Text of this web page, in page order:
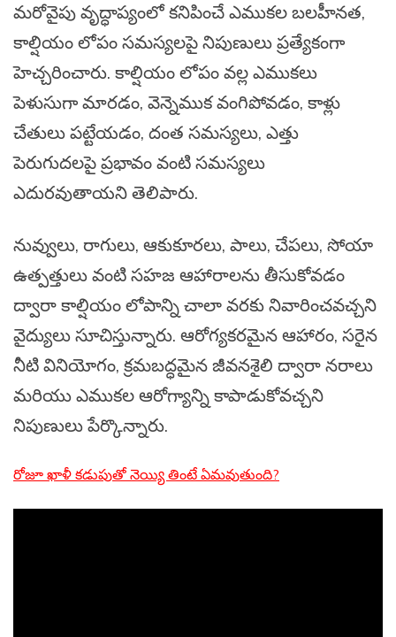
మరోవైపు వృద్ధాప్యంలో కనిపించే ఎముకల బలహీనత,
కాల్షియం లోపం సమస్యలపై నిపుణులు ప్రత్యేకంగా
హెచ్చరించారు. కాల్షియం లోపం వల్ల ఎముకలు
పెళుసుగా మారడం, వెన్నెముక వంగిపోవడం, కాళ్లు
చేతులు పట్టేయడం, దంత సమస్యలు, ఎత్తు
పెరుగుదలపై ప్రభావం వంటి సమస్యలు
ఎదురవుతాయని తెలిపారు.
నువ్వులు, రాగులు, ఆకుకూరలు, పాలు, చేపలు, సోయా
ఉత్పత్తులు వంటి సహజ ఆహారాలను తీసుకోవడం
ద్వారా కాల్షియం లోపాన్ని చాలా వరకు నివారించవచ్చని
వైద్యులు సూచిస్తున్నారు. ఆరోగ్యకరమైన ఆహారం, సరైన
నీటి వినియోగం, క్రమబద్ధమైన జీవనశైలి ద్వారా నరాలు
మరియు ఎముకల ఆరోగ్యాన్ని కాపాడుకోవచ్చని
నిపుణులు పేర్కొన్నారు.
రోజూ ఖాళీ కడుపుతో నెయ్యి తింటే ఏమవుతుంది?